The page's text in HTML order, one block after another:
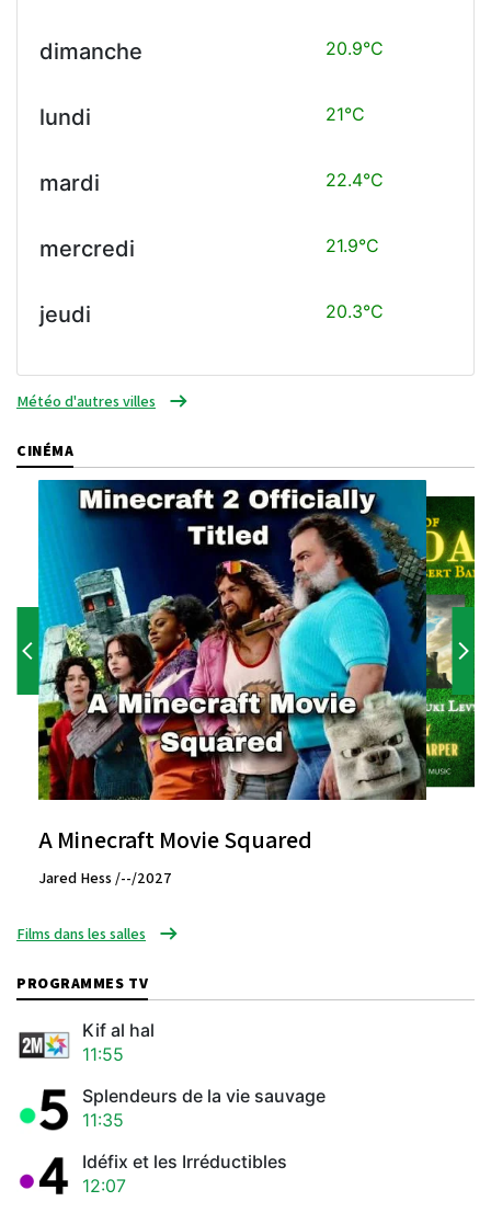
dimanche 20.9°C
lundi 21°C
mardi 22.4°C
mercredi 21.9°C
jeudi 20.3°C
Météo d'autres villes
CINÉMA
A Minecraft Movie Squared
Jared Hess /--/2027
Films dans les salles
PROGRAMMES TV
Kif al hal
11:55
Splendeurs de la vie sauvage
11:35
Idéfix et les Irréductibles
12:07